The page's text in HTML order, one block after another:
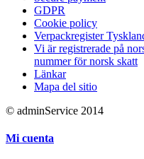
GDPR
Cookie policy
Verpackregister
Vi är registrerade på
nummer för norsk skatt
Länkar
Mapa del sitio
© adminService 2014
Mi cuenta